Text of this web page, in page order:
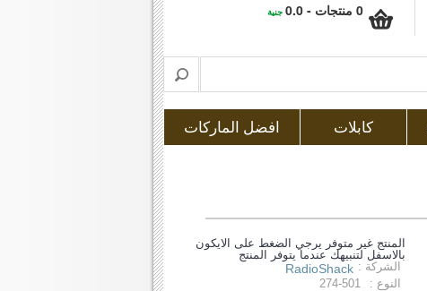
0 منتجات - 0.0 جنية
كابلات افضل الماركات
المنتج غير متوفر يرجي الضغط على الايكون
بالاسفل لتنبيهك عندما يتوفر المنتج
الشركة : RadioShack
النوع :
274-501